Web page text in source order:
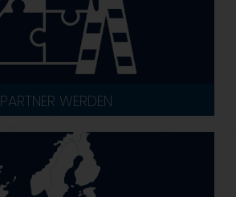
PARTNER WERDEN